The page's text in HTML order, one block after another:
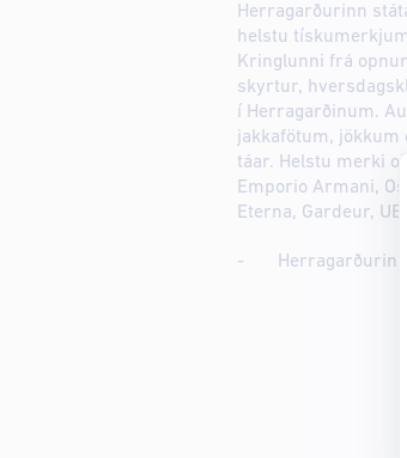
Herragarðurinn
helstu
Kringlunni frá
skyrtur,
í Herragarðinum.
jakkafötum,
táar. Helstu merki
Emporio Armani,
Eterna, Gardeur,
- Herragarðurinn